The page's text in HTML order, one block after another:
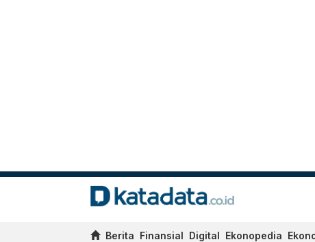
Berita Finansial Digital Ekonopedia